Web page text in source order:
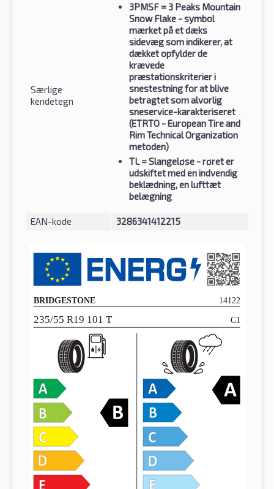
Særlige
kendetegn
3PMSF = 3 Peaks Mountain
Snow Flake - symbol
mærket på et dæks
sidevæg som indikerer, at
dækket opfylder de
krævede
præstationskriterier i
snestestning for at blive
betragtet som alvorlig
sneservice-karakteriseret
(ETRTO - European Tire and
Rim Technical Organization
metoden)
TL= Slangeløse - røret er
udskiftet med en indvendig
beklædning, en lufttæt
belægning
EAN-kode 3286341412215